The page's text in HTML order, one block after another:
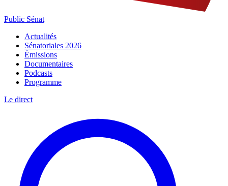
Public Sénat
Actualités
Sénatoriales 2026
Émissions
Documentaires
Podcasts
Programme
Le direct